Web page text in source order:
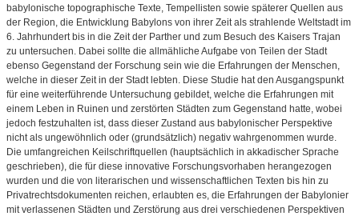
babylonische topographische Texte, Tempellisten sowie späterer Quellen aus
der Region, die Entwicklung Babylons von ihrer Zeit als strahlende Weltstadt im
6. Jahrhundert bis in die Zeit der Parther und zum Besuch des Kaisers Trajan
zu untersuchen. Dabei sollte die allmähliche Aufgabe von Teilen der Stadt
ebenso Gegenstand der Forschung sein wie die Erfahrungen der Menschen,
welche in dieser Zeit in der Stadt lebten. Diese Studie hat den Ausgangspunkt
für eine weiterführende Untersuchung gebildet, welche die Erfahrungen mit
einem Leben in Ruinen und zerstörten Städten zum Gegenstand hatte, wobei
jedoch festzuhalten ist, dass dieser Zustand aus babylonischer Perspektive
nicht als ungewöhnlich oder (grundsätzlich) negativ wahrgenommen wurde.
Die umfangreichen Keilschriftquellen (hauptsächlich in akkadischer Sprache
geschrieben), die für diese innovative Forschungsvorhaben herangezogen
wurden und die von literarischen und wissenschaftlichen Texten bis hin zu
Privatrechtsdokumenten reichen, erlaubten es, die Erfahrungen der Babylonier
mit verlassenen Städten und Zerstörung aus drei verschiedenen Perspektiven